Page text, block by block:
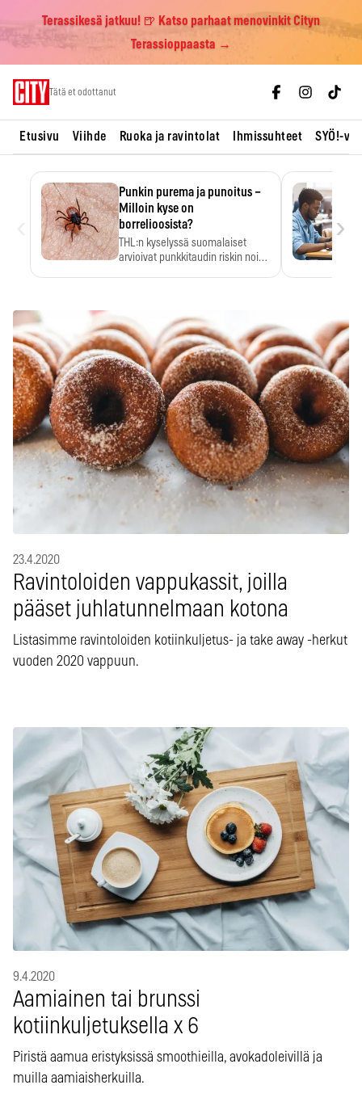
Terassikesä jatkuu! 🍺 Katso parhaat menovinkit Cityn
Terassioppaasta →
Tätä et odottanut
Etusivu Viihde Ruoka ja ravintolat Ihmissuhteet SYÖ!-
Punkin purema ja punoitus –
Milloin kyse on
borrelioosista?
THL:n kyselyssä suomalaiset
arvioivat punkkitaudin riskin noin
›
23.4.2020
Ravintoloiden vappukassit, joilla
pääset juhlatunnelmaan kotona
Listasimme ravintoloiden kotiinkuljetus- ja take away -herkut
vuoden 2020 vappuun.
9.4.2020
Aamiainen tai brunssi
kotiinkuljetuksella x 6
Piristä aamua eristyksissä smoothieilla, avokadoleivillä ja
muilla aamiaisherkuilla.